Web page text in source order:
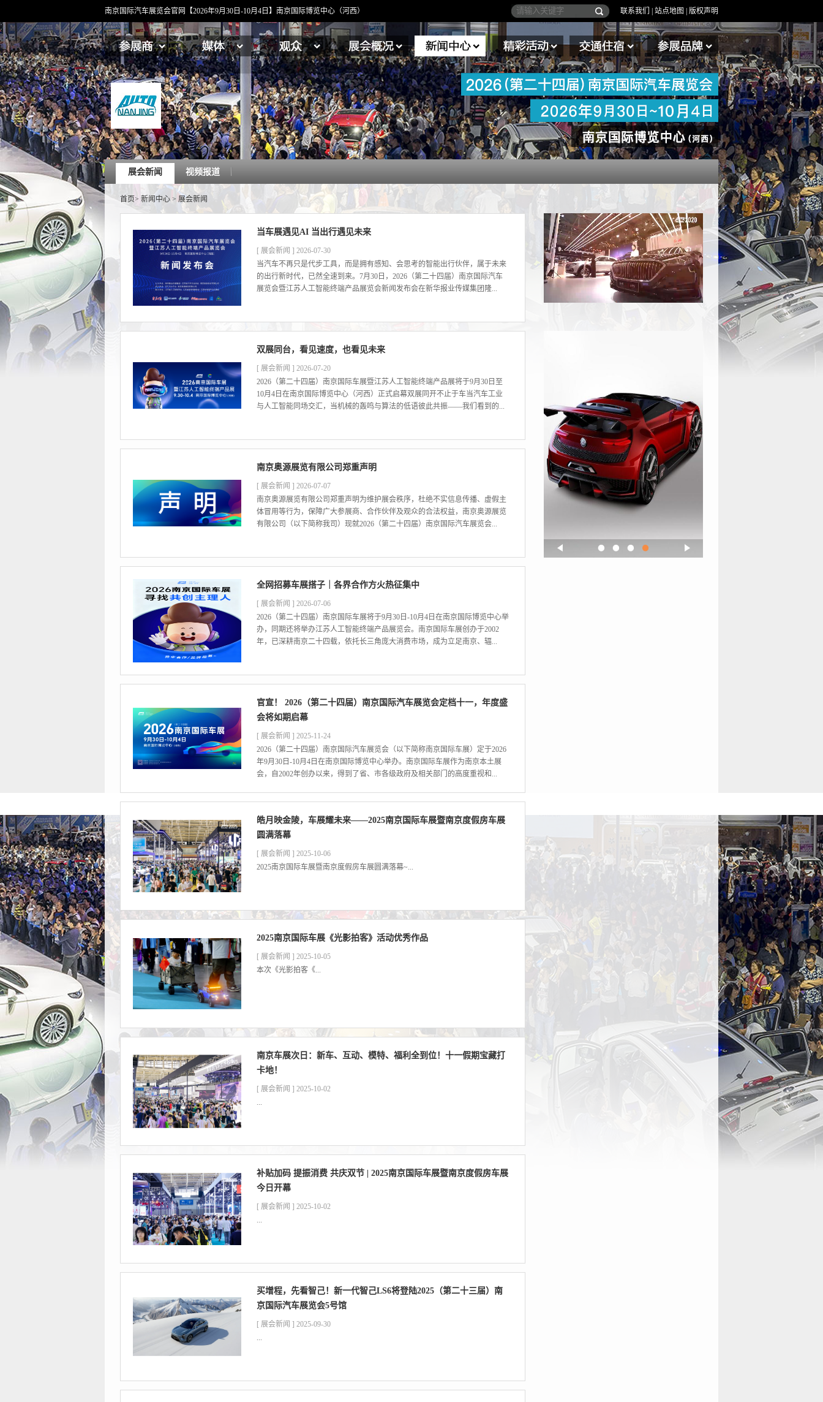
南京国际汽车展览会官网【2026年9月30日-10月4日】南京国际博览中心（河西） 联系我们 站点地图 版权声明
展会新闻 视频报道
首页> 新闻中心 > 展会新闻
当车展遇见AI 当出行遇见未来
[ 展会新闻 ] 2026-07-30
当汽车不再只是代步工具，而是拥有感知、会思考的智能出行伙伴，属于未来
的出行新时代，已然全速到来。7月30日，2026（第二十四届）南京国际汽车
展览会暨江苏人工智能终端产品展览会新闻发布会在新华报业传媒集团隆...
双展同台，看见速度，也看见未来
[ 展会新闻 ] 2026-07-20
2026（第二十四届）南京国际车展暨江苏人工智能终端产品展将于9月30日至
10月4日在南京国际博览中心（河西）正式启幕双展同开不止于车当汽车工业
与人工智能同场交汇，当机械的轰鸣与算法的低语彼此共振——我们看到的...
南京奥源展览有限公司郑重声明
[ 展会新闻 ] 2026-07-07
南京奥源展览有限公司郑重声明为维护展会秩序，杜绝不实信息传播、虚假主
体冒用等行为，保障广大参展商、合作伙伴及观众的合法权益，南京奥源展览
有限公司（以下简称我司）现就2026（第二十四届）南京国际汽车展览会...
全网招募车展搭子｜各界合作方火热征集中
[ 展会新闻 ] 2026-07-06
2026（第二十四届）南京国际车展将于9月30日-10月4日在南京国际博览中心举
办，同期还将举办江苏人工智能终端产品展览会。南京国际车展创办于2002
年，已深耕南京二十四载，依托长三角庞大消费市场，成为立足南京、辐...
官宣！ 2026（第二十四届）南京国际汽车展览会定档十一，年度盛
会将如期启幕
[ 展会新闻 ] 2025-11-24
2026（第二十四届）南京国际汽车展览会（以下简称南京国际车展）定于2026
年9月30日-10月4日在南京国际博览中心举办。南京国际车展作为南京本土展
会，自2002年创办以来，得到了省、市各级政府及相关部门的高度重视和...
皓月映金陵，车展耀未来——2025南京国际车展暨南京度假房车展
圆满落幕
[ 展会新闻 ] 2025-10-06
2025南京国际车展暨南京度假房车展圆满落幕~...
2025南京国际车展《光影拍客》活动优秀作品
[ 展会新闻 ] 2025-10-05
本次《光影拍客《...
南京车展次日：新车、互动、模特、福利全到位！十一假期宝藏打
卡地！
[ 展会新闻 ] 2025-10-02
...
补贴加码 提振消费 共庆双节 | 2025南京国际车展暨南京度假房车展
今日开幕
[ 展会新闻 ] 2025-10-02
...
买增程，先看智己！新一代智己LS6将登陆2025（第二十三届）南
京国际汽车展览会5号馆
[ 展会新闻 ] 2025-09-30
...
1 2 3 4